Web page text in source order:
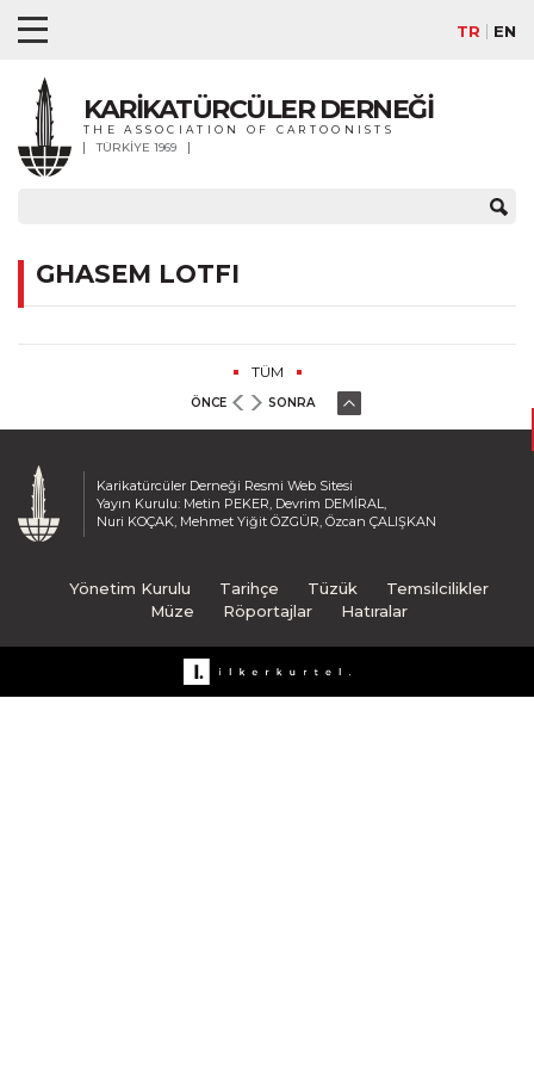
TR EN
KARİKATÜRCÜLER DERNEĞİ
THE ASSOCIATION OF CARTOONISTS
TÜRKİYE 1969
GHASEM LOTFI
TÜM
ÖNCE SONRA
Karikatürcüler Derneği Resmi Web Sitesi
Yayın Kurulu: Metin PEKER, Devrim DEMİRAL,
Nuri KOÇAK, Mehmet Yiğit ÖZGÜR, Özcan ÇALIŞKAN
Yönetim Kurulu Tarihçe Tüzük
Temsilcilikler
Müze
Röportajlar Hatıralar